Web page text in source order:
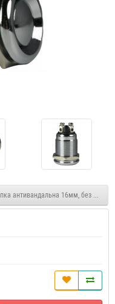
, 2pin, 1А, 250V, червона
антивандальна 16мм, без